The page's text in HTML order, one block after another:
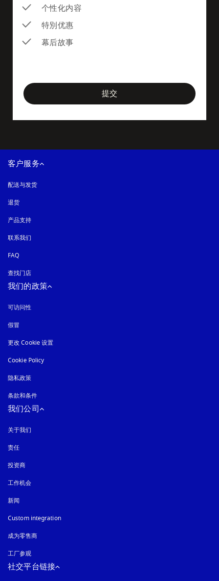
个性化内容
特別优惠
幕后故事
提交
客户服务
配送与发货
退货
产品支持
联系我们
FAQ
查找门店
我们的政策
可访问性
假冒
更改 Cookie 设置
Cookie Policy
隐私政策
条款和条件
我们公司
关于我们
责任
投资商
工作机会
新闻
Custom integration
成为零售商
工厂参观
社交平台链接